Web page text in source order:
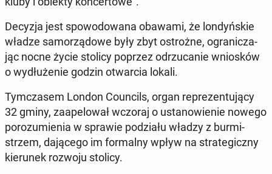
Decyzja jest spo­wo­do­wa­na obawami, że lon­dyń­skie
władze sa­mo­rzą­do­we były zbyt ostroż­ne, ogra­ni­cza­
jąc nocne życie stolicy poprzez od­rzu­ca­nie wnio­sków
o wy­dłu­że­nie godzin otwar­cia lokali.
Tym­cza­sem London Co­un­cils, organ re­pre­zen­tu­ją­cy
32 gminy, za­ape­lo­wał wczoraj o usta­no­wie­nie nowego
po­ro­zu­mie­nia w sprawie po­dzia­łu władzy z bur­mi­
strzem, da­ją­ce­go im for­mal­ny wpływ na stra­te­gicz­ny
kie­ru­nek rozwoju stolicy.